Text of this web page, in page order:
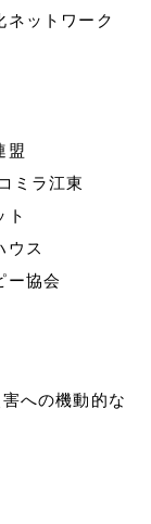
ネットワーク
盟
ミラ江東
ト
ウス
ー協会
への機動的な